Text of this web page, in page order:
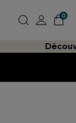
0
Découvrez